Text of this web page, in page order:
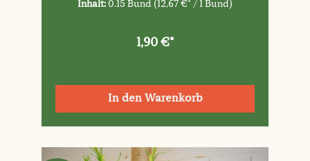
Inhalt: 0.15 Bund (12,67 €* / 1 Bund)
1,90 €*
In den Warenkorb